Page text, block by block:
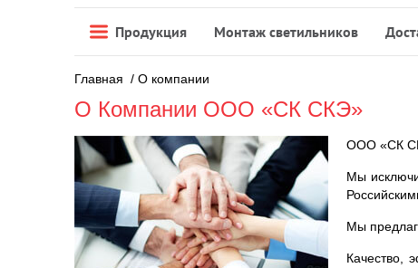
Продукция Монтаж светильников
Главная / О компании
О Компании ООО «СК СКЭ»
ООО «СК
Мы
Мы
Качество,